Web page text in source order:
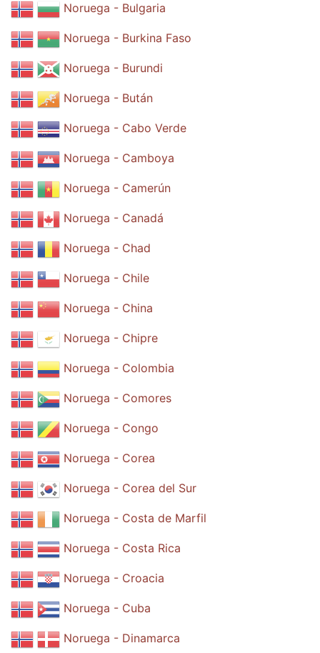
Noruega - Bulgaria
Noruega - Burkina Faso
Noruega - Burundi
Noruega - Bután
Noruega - Cabo Verde
Noruega - Camboya
Noruega - Camerún
Noruega - Canadá
Noruega - Chad
Noruega - Chile
Noruega - China
Noruega - Chipre
Noruega - Colombia
Noruega - Comores
Noruega - Congo
Noruega - Corea
Noruega - Corea del Sur
Noruega - Costa de Marfil
Noruega - Costa Rica
Noruega - Croacia
Noruega - Cuba
Noruega - Dinamarca